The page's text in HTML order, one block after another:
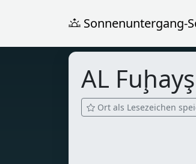
Sonnenuntergang-
AL Fuḩayş
Ort als Lesezeichen